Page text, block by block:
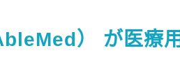
） が医療